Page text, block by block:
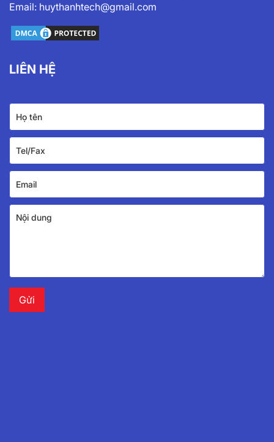
Email: huythanhtech@gmail.com
LIÊN HỆ